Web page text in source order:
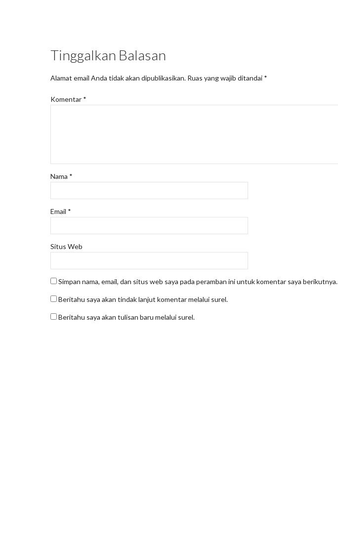
Tinggalkan Balasan
Alamat email Anda tidak akan dipublikasikan. Ruas yang wajib ditandai *
Komentar *
Nama *
Email *
Situs Web
Simpan nama, email, dan situs web saya pada peramban ini untuk komentar saya berikutnya.
Beritahu saya akan tindak lanjut komentar melalui surel.
Beritahu saya akan tulisan baru melalui surel.